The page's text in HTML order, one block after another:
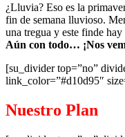
¿Lluvia? Eso es la
fin de semana lluvioso.
una tregua y este finde
Aún con todo… ¡Nos
[su_divider top=”no”
link_color=”#d10d95″
Nuestro Plan